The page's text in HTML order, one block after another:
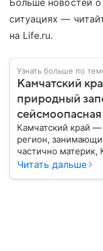
Больше новостей
ситуациях —
на Life.ru.
Узнать больше по
Камчатский
природный
Камчатский край
регион,
частично материк,
острова. Эта
Читать дальше